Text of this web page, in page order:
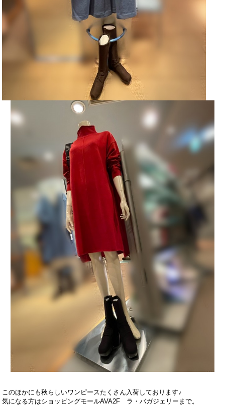
このほかにも秋らしいワンピースたくさん入荷しております♪
気になる方はショッピングモールAVA2F ラ・バガジェリーまで。